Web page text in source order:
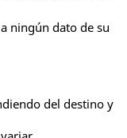
ningún dato de su
del destino y